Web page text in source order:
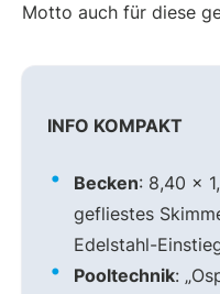
Motto auch für diese
INFO KOMPAKT
Becken: 8,40 x
gefliestes
Edelstahl-
Pooltechnik: